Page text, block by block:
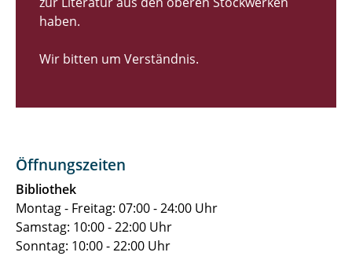
haben.
Wir bitten um Verständnis.
Öffnungszeiten
Bibliothek
Montag - Freitag: 07:00 - 24:00 Uhr
Samstag: 10:00 - 22:00 Uhr
Sonntag: 10:00 - 22:00 Uhr